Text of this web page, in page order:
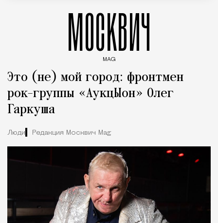
МОСКВИЧ
MAG
Это (не) мой город: фронтмен
рок-группы «АукцЫон» Олег
Гаркуша
Люди Редакция Москвич Mag